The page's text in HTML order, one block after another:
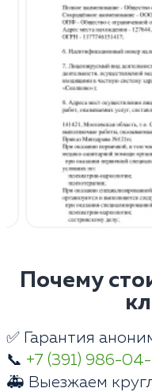
Почему
✅ Гарантия
📞 +7 (391) 986-
🚑 Выезжаем